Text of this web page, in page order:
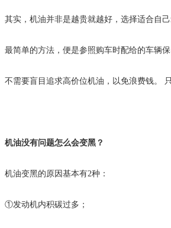
其实，机油并非是越贵就越好，选择适合自己
最简单的方法，便是参照购车时配给的车辆
不需要盲目追求高价位机油，以免浪费钱。
机油没有问题怎么会变黑？
机油变黑的原因基本有2种：
①发动机内积碳过多；